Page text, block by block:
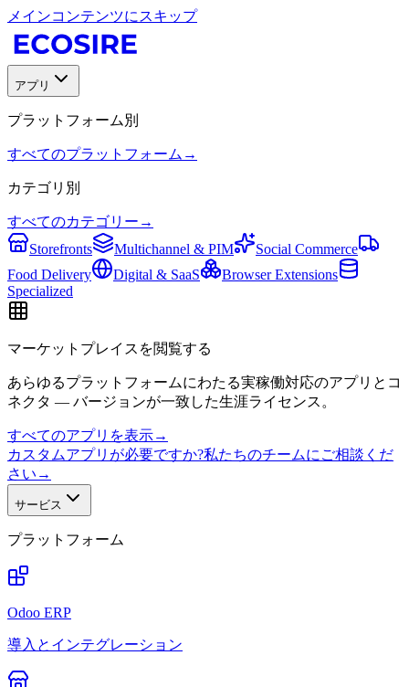
メインコンテンツにスキップ
アプリ
プラットフォーム別
すべてのプラットフォーム →
カテゴリ別
すべてのカテゴリー →
Storefronts
Multichannel & PIM
Social Commerce
Food Delivery
Digital & SaaS
Browser Extensions
Specialized
マーケットプレイスを閲覧する
あらゆるプラットフォームにわたる実稼働対応のアプリとコ
ネクタ — バージョンが一致した生涯ライセンス。
すべてのアプリを表示→
カスタムアプリが必要ですか?私たちのチームにご相談くだ
さい →
サービス
プラットフォーム
Odoo ERP
導入とインテグレーション